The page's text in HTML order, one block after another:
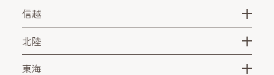
信越
北陸
東海